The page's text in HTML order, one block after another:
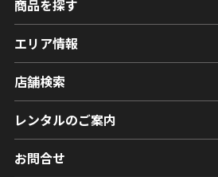
商品を探す
エリア情報
店舗検索
レンタルのご案内
お問合せ